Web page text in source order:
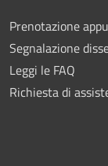
Prenotazione
Segnalazione
Leggi le FAQ
Richiesta di